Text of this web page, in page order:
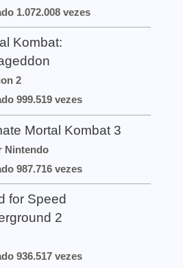
1.072.008 vezes
Kombat:
2
999.519 vezes
Mortal Kombat 3
Nintendo
987.716 vezes
for Speed
2
936.517 vezes